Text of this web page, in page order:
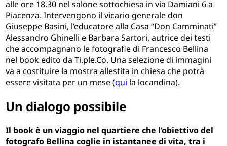
alle ore 18.30 nel salone sottochiesa in via Damiani 6 a
Piacenza. Intervengono il vicario generale don
Giuseppe Basini, l’educatore alla Casa “Don Camminati”
Alessandro Ghinelli e Barbara Sartori, autrice dei testi
che accompagnano le fotografie di Francesco Bellina
nel book edito da Ti.ple.Co. Una selezione di immagini
va a costituire la mostra allestita in chiesa che potrà
essere visitata per un mese (qui la locandina).
Un dialogo possibile
Il book è un viaggio nel quartiere che l’obiettivo del
fotografo Bellina coglie in istantanee di vita, tra i